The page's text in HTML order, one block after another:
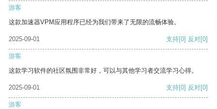
游客
这款加速器VPM应用程序已经为我们带来了无限的流畅体验。
2025-09-01 支持[0] 反对[0]
游客
这款学习软件的社区氛围非常好，可以与其他学习者交流学习心得。
2025-09-01 支持[0] 反对[0]
游客